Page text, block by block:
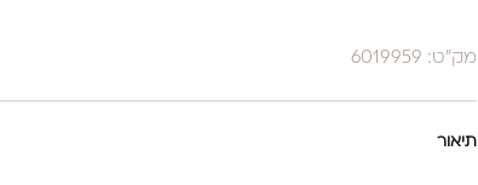
מק"ט: 6019959
תיאור